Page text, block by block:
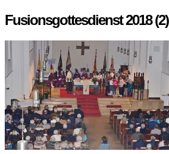
Fusionsgottesdienst 2018 (2)